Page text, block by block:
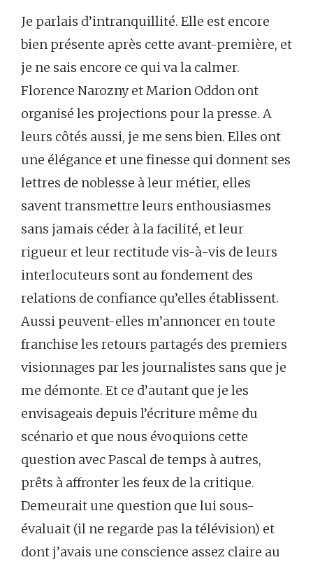
Je parlais d’intranquillité. Elle est encore
bien présente après cette avant-première, et
je ne sais encore ce qui va la calmer.
Florence Narozny et Marion Oddon ont
organisé les projections pour la presse. A
leurs côtés aussi, je me sens bien. Elles ont
une élégance et une finesse qui donnent ses
lettres de noblesse à leur métier, elles
savent transmettre leurs enthousiasmes
sans jamais céder à la facilité, et leur
rigueur et leur rectitude vis-à-vis de leurs
interlocuteurs sont au fondement des
relations de confiance qu’elles établissent.
Aussi peuvent-elles m’annoncer en toute
franchise les retours partagés des premiers
visionnages par les journalistes sans que je
me démonte. Et ce d’autant que je les
envisageais depuis l’écriture même du
scénario et que nous évoquions cette
question avec Pascal de temps à autres,
prêts à affronter les feux de la critique.
Demeurait une question que lui sous-
évaluait (il ne regarde pas la télévision) et
dont j’avais une conscience assez claire au